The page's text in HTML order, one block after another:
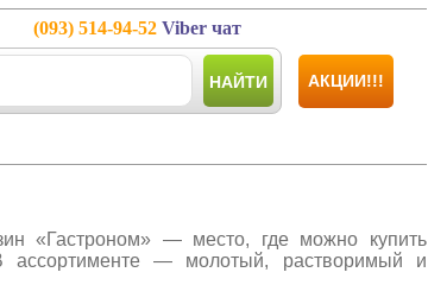
(093) 514-94-52 Viber чат
НАЙТИ АКЦИИ!!!
«Гастроном» — место, где можно купить
ассортименте — молотый, растворимый и